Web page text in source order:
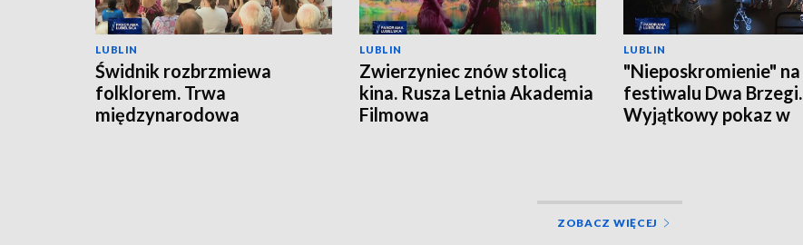
LUBLIN
Świdnik rozbrzmiewa
folklorem. Trwa
międzynarodowa
LUBLIN
Zwierzyniec znów stolicą
kina. Rusza Letnia Akademia
Filmowa
LUBLIN
"Nieposkromienie" na
festiwalu Dwa Brzegi.
Wyjątkowy pokaz w
ZOBACZ WIĘCEJ